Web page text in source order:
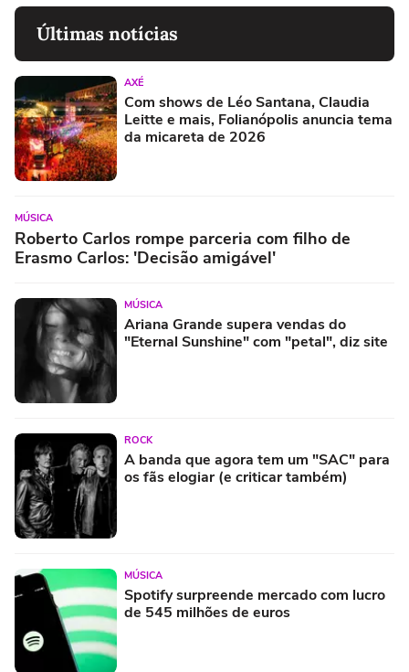
Últimas notícias
AXÉ
Com shows de Léo Santana, Claudia
Leitte e mais, Folianópolis anuncia tema
da micareta de 2026
MÚSICA
Roberto Carlos rompe parceria com filho de
Erasmo Carlos: 'Decisão amigável'
MÚSICA
Ariana Grande supera vendas do
"Eternal Sunshine" com "petal", diz site
ROCK
A banda que agora tem um "SAC" para
os fãs elogiar (e criticar também)
MÚSICA
Spotify surpreende mercado com lucro
de 545 milhões de euros